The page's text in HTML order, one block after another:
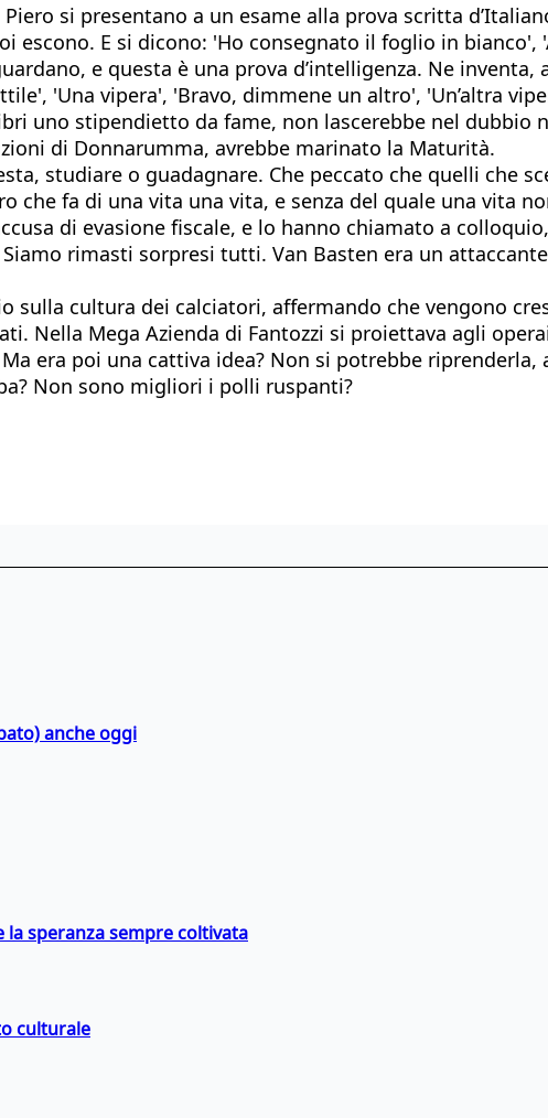
si presentano a un esame alla prova scritta
escono. E si dicono: 'Ho consegnato il foglio in bianco',
e questa è una prova d’intelligenza. Ne inventa,
'Una vipera', 'Bravo, dimmene un altro', 'Un’altra
uno stipendietto da fame, non lascerebbe nel dubbio
di Donnarumma, avrebbe marinato la Maturità.
studiare o guadagnare. Che peccato che quelli che
fa di una vita una vita, e senza del quale una vita
di evasione fiscale, e lo hanno chiamato a
rimasti sorpresi tutti. Van Basten era un
sulla cultura dei calciatori, affermando che vengono
Nella Mega Azienda di Fantozzi si proiettava agli
era poi una cattiva idea? Non si potrebbe
Non sono migliori i polli ruspanti?
anche oggi
la speranza sempre coltivata
culturale